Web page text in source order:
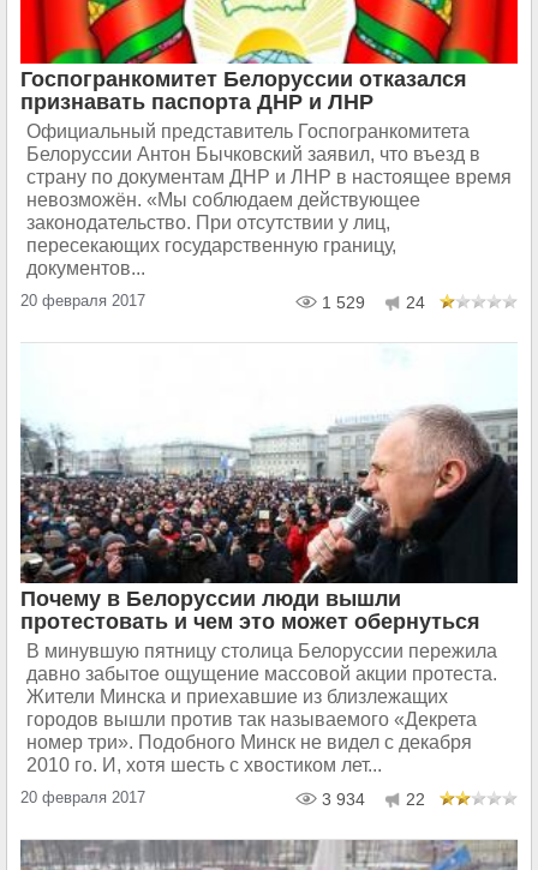
Госпогранкомитет Белоруссии отказался
признавать паспорта ДНР и ЛНР
Официальный представитель Госпогранкомитета
Белоруссии Антон Бычковский заявил, что въезд в
страну по документам ДНР и ЛНР в настоящее время
невозможён. «Мы соблюдаем действующее
законодательство. При отсутствии у лиц,
пересекающих государственную границу,
документов...
20 февраля 2017 1 529 24
Почему в Белоруссии люди вышли
протестовать и чем это может обернуться
В минувшую пятницу столица Белоруссии пережила
давно забытое ощущение массовой акции протеста.
Жители Минска и приехавшие из близлежащих
городов вышли против так называемого «Декрета
номер три». Подобного Минск не видел с декабря
2010 го. И, хотя шесть с хвостиком лет...
20 февраля 2017 3 934 22